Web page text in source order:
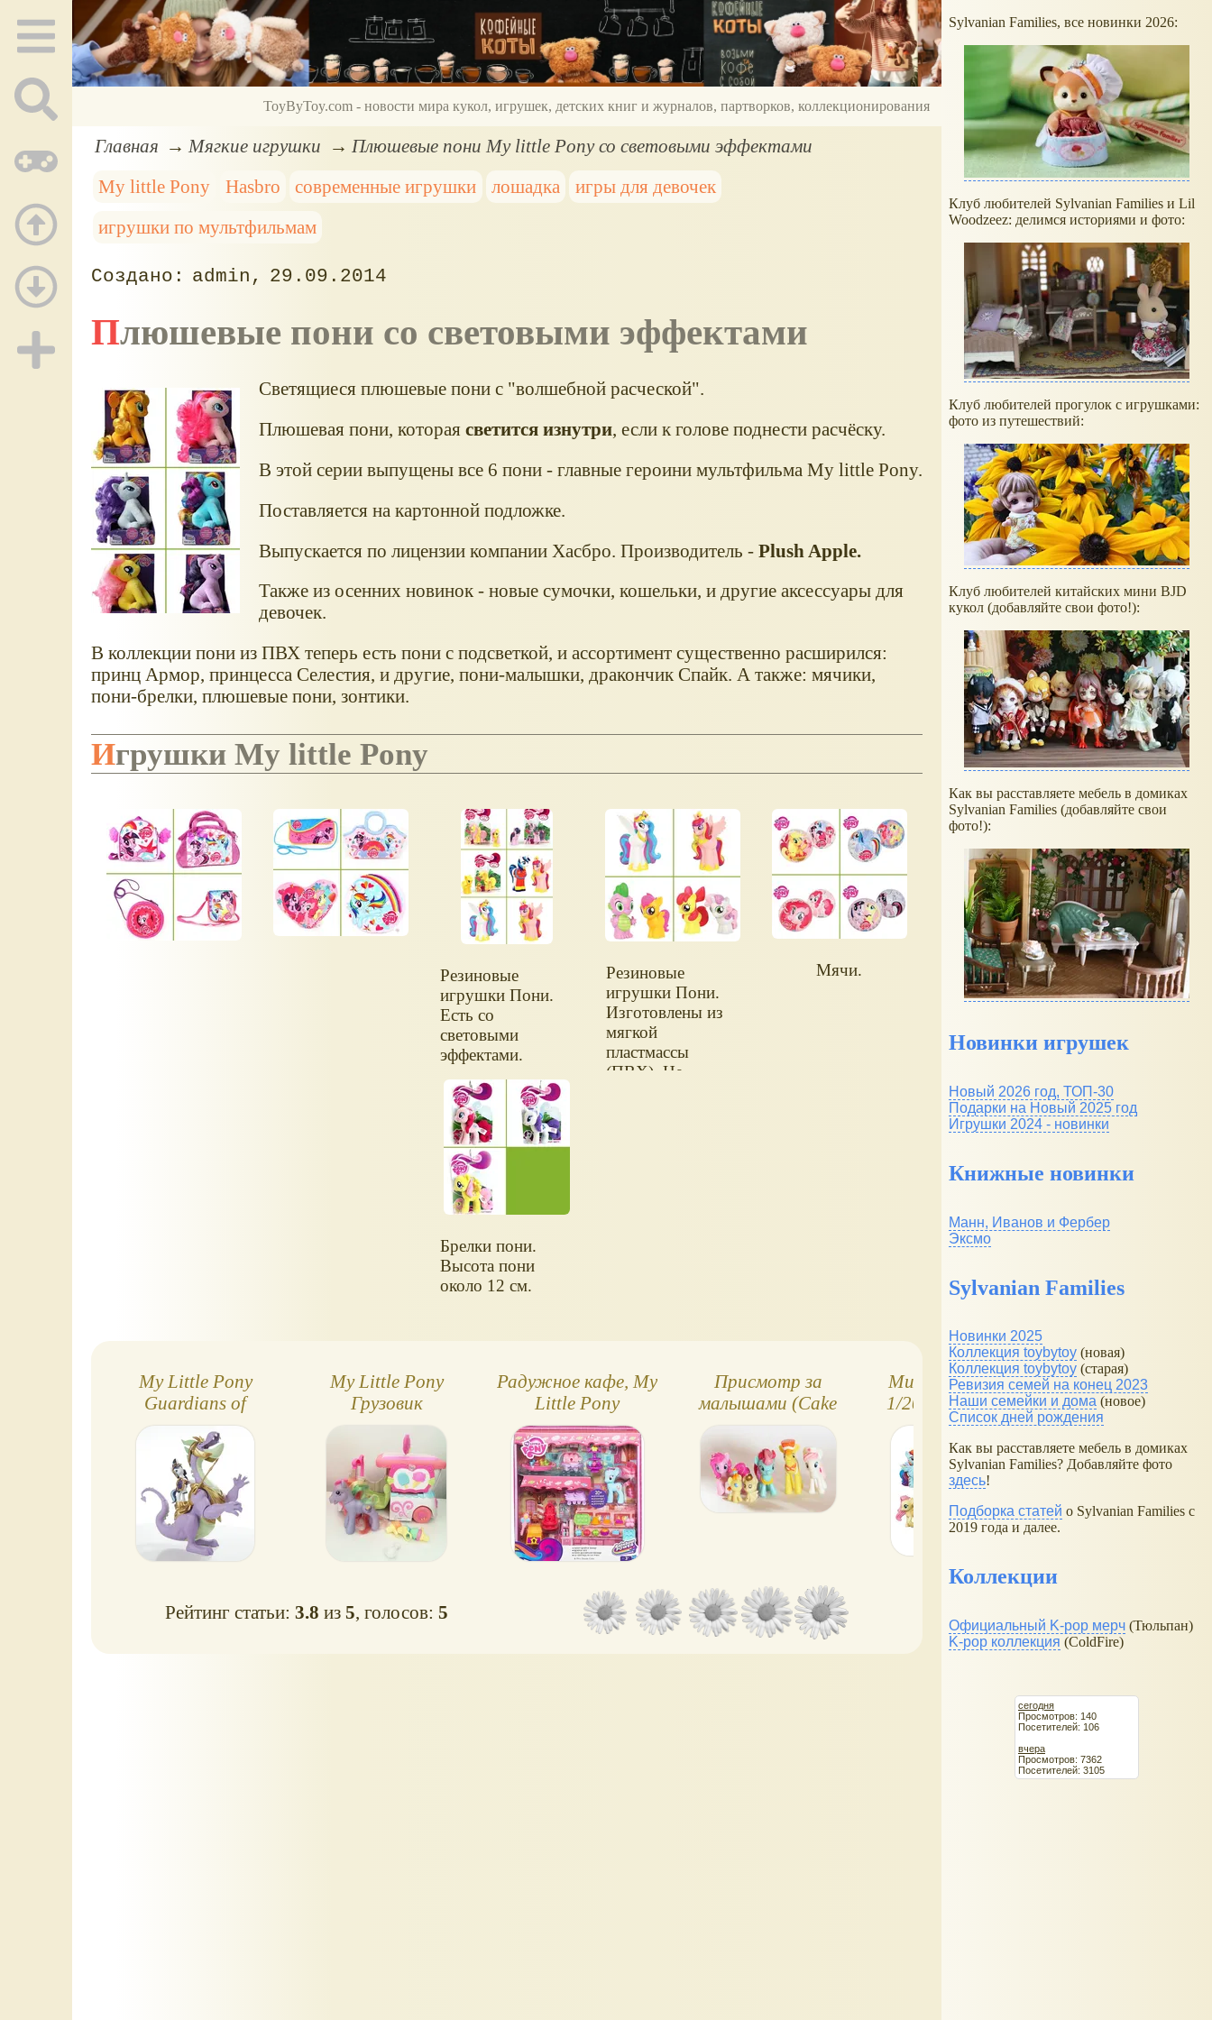
ToyByToy.com - новости мира кукол, игрушек, детских книг и журналов, партворков, коллекционирования
Главная Мягкие игрушки
Плюшевые пони My little Pony со световыми эффектами
My little Pony
Hasbro современные игрушки лошадка
игры для девочек
игрушки по мультфильмам
admin 29.09.2014
Плюшевые пони со световыми эффектами
Светящиеся плюшевые пони с "волшебной расческой".
Плюшевая пони, которая светится изнутри, если к голове поднести расчёску.
В этой серии выпущены все 6 пони - главные героини мультфильма My little Pony.
Поставляется на картонной подложке.
Выпускается по лицензии компании Хасбро. Производитель - Plush Apple.
Также из осенних новинок - новые сумочки, кошельки, и другие аксессуары для
девочек.
В коллекции пони из ПВХ теперь есть пони с подсветкой, и ассортимент существенно расширился:
принц Армор, принцесса Селестия, и другие, пони-малышки, дракончик Спайк. А также: мячики,
пони-брелки, плюшевые пони, зонтики.
Игрушки My little Pony
Резиновые
игрушки Пони.
Есть со
световыми
эффектами.
Резиновые
игрушки Пони.
Изготовлены из
мягкой
пластмассы
(ПВХ). Не
Мячи.
Брелки пони.
Высота пони
около 12 см.
My Little Pony
Guardians of
Harmony
My Little Pony
Грузовик
мороженого
Радужное кафе, My
Little Pony
Присмотр за
малышами (Cake
My Little Pony
Мини-пони серии
1/2015, фигурки в
пакетиках
Мягкая
Пони принц
Рейтинг статьи:3.8 из5 , голосов:5
Sylvanian Families, все новинки 2026:
Клуб любителей Sylvanian Families и Lil
Woodzeez: делимся историями и фото:
Клуб любителей прогулок с игрушками:
фото из путешествий:
Клуб любителей китайских мини BJD
кукол (добавляйте свои фото!):
Как вы расставляете мебель в домиках
Sylvanian Families (добавляйте свои
фото!):
Новинки игрушек
Новый 2026 год, ТОП-30
Подарки на Новый 2025 год
Игрушки 2024 - новинки
Книжные новинки
Манн, Иванов и Фербер
Эксмо
Sylvanian Families
Новинки 2025
Коллекция toybytoy (новая)
Коллекция toybytoy (старая)
Ревизия семей на конец 2023
Наши семейки и дома (новое)
Список дней рождения
Как вы расставляете мебель в домиках
Sylvanian Families? Добавляйте фото
здесь!
Подборка статей о Sylvanian Families с
2019 года и далее.
Коллекции
Официальный K-pop мерч (Тюльпан)
K-pop коллекция (ColdFire)
сегодня
Просмотров: 140
Посетителей: 106
вчера
Просмотров: 7362
Посетителей: 3105